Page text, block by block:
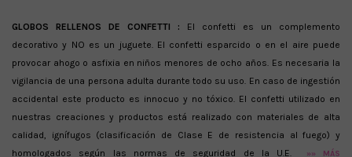
GLOBOS RELLENOS DE CONFETTI : El confetti es un complemento
decorativo y NO es un juguete. El confetti esparcido o en el aire puede
provocar ahogo o asfixia en niños menores de ocho años. Es necesaria la
vigilancia de una persona adulta durante todo su uso. En caso de ingestión
accidental este producto es innocuo y no tóxico. El confetti utilizado en
nuestras creaciones y productos está realizado con materiales de alta
calidad, ignífugos (clasificación de Clase E de resistencia al fuego) y
homologados según las normas de seguridad de la U.E.
»» MÁS